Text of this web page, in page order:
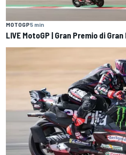
MOTOGP5 min
LIVE MotoGP | Gran Premio di